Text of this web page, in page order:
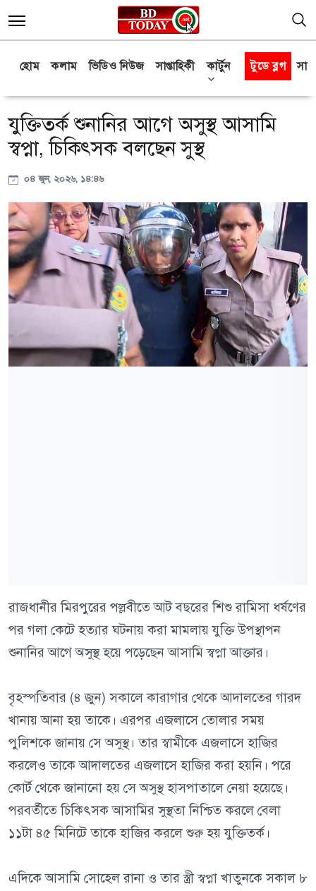
হোম কলাম ভিডিও নিউজ সাপ্তাহিকী কার্টুন টুডে ব্লগ
যুক্তিতর্ক শুনানির আগে অসুস্থ আসামি
স্বপ্না, চিকিৎসক বলছেন সুস্থ
০৪ জুন, ২০২৬, ১৪:৪৬
রাজধানীর মিরপুরের পল্লবীতে আট বছরের শিশু রামিসা ধর্ষণের
পর গলা কেটে হত্যার ঘটনায় করা মামলায় যুক্তি উপস্থাপন
শুনানির আগে অসুস্থ হয়ে পড়েছেন আসামি স্বপ্না আক্তার।
বৃহস্পতিবার (৪ জুন) সকালে কারাগার থেকে আদালতের গারদ
খানায় আনা হয় তাকে। এরপর এজলাসে তোলার সময়
পুলিশকে জানায় সে অসুস্থ। তার স্বামীকে এজলাসে হাজির
করলেও তাকে আদালতের এজলাসে হাজির করা হয়নি। পরে
কোর্ট থেকে জানানো হয় সে অসুস্থ হাসপাতালে নেয়া হয়েছে।
পরবর্তীতে চিকিৎসক আসামির সুস্থতা নিশ্চিত করলে বেলা
১১টা ৪৫ মিনিটে তাকে হাজির করলে শুরু হয় যুক্তিতর্ক।
এদিকে আসামি সোহেল রানা ও তার স্ত্রী স্বপ্না খাতুনকে সকাল ৮